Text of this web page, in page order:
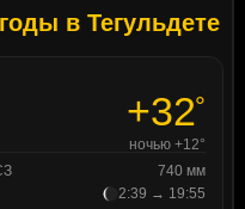
в Тегульдете
+32°
ночью +12°
740 мм
2:39 → 19:55